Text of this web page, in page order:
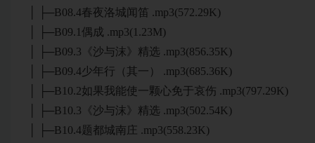
│ ├─B08.4春夜洛城闻笛 .mp3(572.29K)
│ ├─B09.1偶成 .mp3(1.23M)
│ ├─B09.3《沙与沫》精选 .mp3(856.35K)
│ ├─B09.4少年行（其一） .mp3(685.36K)
│ ├─B10.2如果我能使一颗心免于哀伤 .mp3(797.29K)
│ ├─B10.3《沙与沫》精选 .mp3(502.54K)
│ ├─B10.4题都城南庄 .mp3(558.23K)